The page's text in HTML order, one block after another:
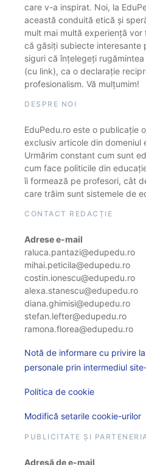
care v-a inspirat. Noi, la
această conduită etică și
mult mai multă experiență
că găsiți subiecte interesante
siguri că înțelegeți
(cu link), ca o declarație
profesionalism. Vă mulțumim!
DESPRE NOI
EduPedu.ro este o publicație
exclusiv articole din domeniul
Urmărim constant cum sunt
cum face politicile din
îi formează pe profesori, cât
care trăim sunt sistemele de
CONTACT REDACȚIE
Adrese e-mail
raluca.pantazi@edupedu.ro
mihai.peticila@edupedu.ro
costin.ionescu@edupedu.ro
alexa.stanescu@edupedu.ro
diana.ghimisi@edupedu.ro
stefan.lefter@edupedu.ro
ramona.florea@edupedu.ro
Notă de informare cu privire
personale prin intermediul
Politica de cookie
Modifică setarile cookie-urilor
PUBLICITATE ȘI
Adresă de e-mail